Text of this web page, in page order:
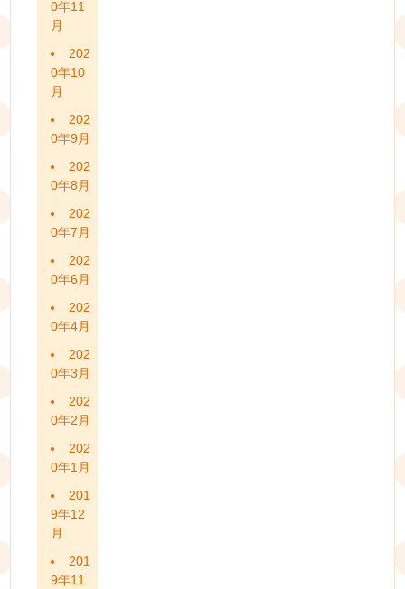
0年11
月
202
0年10
月
202
0年9月
202
0年8月
202
0年7月
202
0年6月
202
0年4月
202
0年3月
202
0年2月
202
0年1月
201
9年12
月
201
9年11